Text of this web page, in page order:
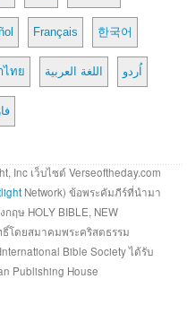
Français 한국어
ไทย اللغة العربية اُردو
Inc เว็บไซต์ Verseoftheday.com
Network) ข้อพระคัมภีร์ที่นำมา
ฤษ HOLY BIBLE, NEW
ธิ์โดยสมาคมพระคริสตธรรม
Bible Society ได้รับ
Publishing House